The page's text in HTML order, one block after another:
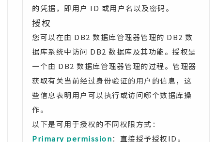
的凭据，即用户 ID 或用户名以及密码。
授权
您可以在由 DB2 数据库管理器管理的 DB2 数
据库系统中访问 DB2 数据库及其功能。授权是
一个由 DB2 数据库管理器管理的过程。管理器
获取有关当前经过身份验证的用户的信息，这
些信息表明用户可以执行或访问哪个数据库操
作。
以下是可用于授权的不同权限方式：
Primary permission：直接授予授权ID。